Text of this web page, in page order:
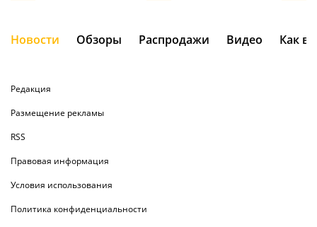
Новости Обзоры Распродажи Видео Как
Редакция
Размещение рекламы
RSS
Правовая информация
Условия использования
Политика конфиденциальности